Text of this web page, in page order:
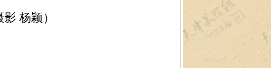
杨颖）